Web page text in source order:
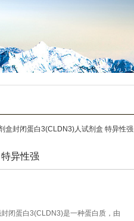
盒封闭蛋白3(CLDN3)人试剂盒 特异性强
异性强
闭蛋白3(CLDN3)是一种蛋白质，由